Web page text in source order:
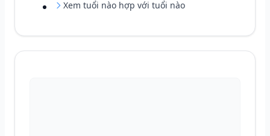
Xem tuổi nào hợp với tuổi nào